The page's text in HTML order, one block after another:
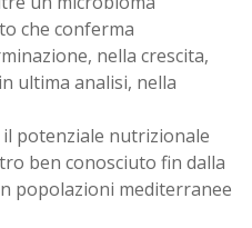
che conferma
nella crescita,
ultima analisi, nella
potenziale nutrizionale
ben conosciuto fin dalla
popolazioni mediterranee